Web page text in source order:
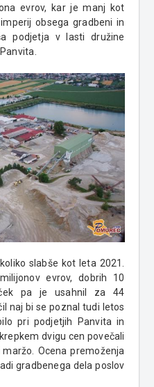
evrov, kar je manj kot
obsega gradbeni in
podjetja v lasti družine
slabše kot leta 2021.
evrov, dobrih 10
pa je usahnil za 44
naj bi se poznal tudi letos
pri podjetjih Panvita in
dvigu cen povečali
Ocena premoženja
gradbenega dela poslov